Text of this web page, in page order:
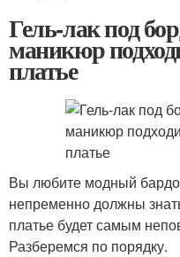
Гель-лак под
маникюр
платье
Вы любите модный
непременно должны
платье будет самым
Разберемся по порядку.